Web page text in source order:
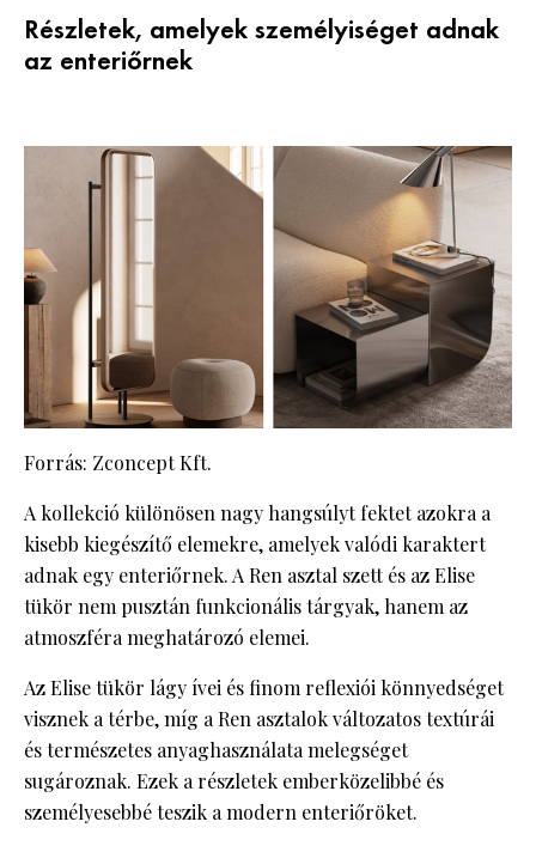
Részletek, amelyek személyiséget adnak
az enteriőrnek
Forrás: Zconcept Kft.
A kollekció különösen nagy hangsúlyt fektet azokra a
kisebb kiegészítő elemekre, amelyek valódi karaktert
adnak egy enteriőrnek. A Ren asztal szett és az Elise
tükör nem pusztán funkcionális tárgyak, hanem az
atmoszféra meghatározó elemei.
Az Elise tükör lágy ívei és finom reflexiói könnyedséget
visznek a térbe, míg a Ren asztalok változatos textúrái
és természetes anyaghasználata melegséget
sugároznak. Ezek a részletek emberközelibbé és
személyesebbé teszik a modern enteriőröket.